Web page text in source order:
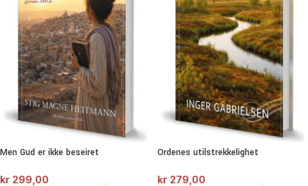
Men Gud er ikke beseiret
kr 299,00
Ordenes utilstrekkelighet
kr 279,00